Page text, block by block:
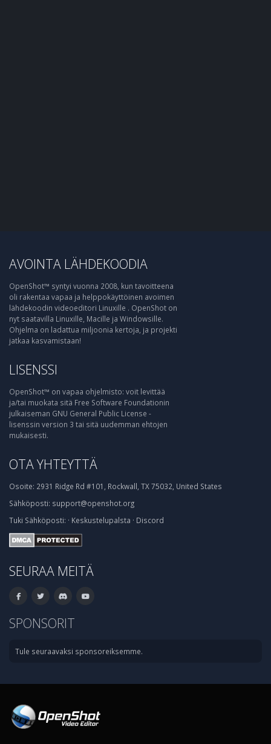
AVOINTA LÄHDEKOODIA
OpenShot™ syntyi vuonna 2008, kun tavoitteena
oli rakentaa vapaa ja helppokäyttöinen avoimen
lähdekoodin videoeditori Linuxille . OpenShot on
nyt saatavilla Linuxille, Macille ja Windowsille.
Ohjelma on ladattua miljoonia kertoja, ja projekti
jatkaa kasvamistaan!
LISENSSI
OpenShot™ on vapaa ohjelmisto: voit levittää
ja/tai muokata sitä Free Software Foundationin
julkaiseman GNU General Public License -
lisenssin version 3 tai sitä uudemman ehtojen
mukaisesti.
OTA YHTEYTTÄ
Osoite: 2931 Ridge Rd #101, Rockwall, TX 75032, United States
Sähköposti: support@openshot.org
Tuki Sähköposti: · Keskustelupalsta · Discord
SEURAA MEITÄ
SPONSORIT
Tule seuraavaksi sponsoreiksemme.